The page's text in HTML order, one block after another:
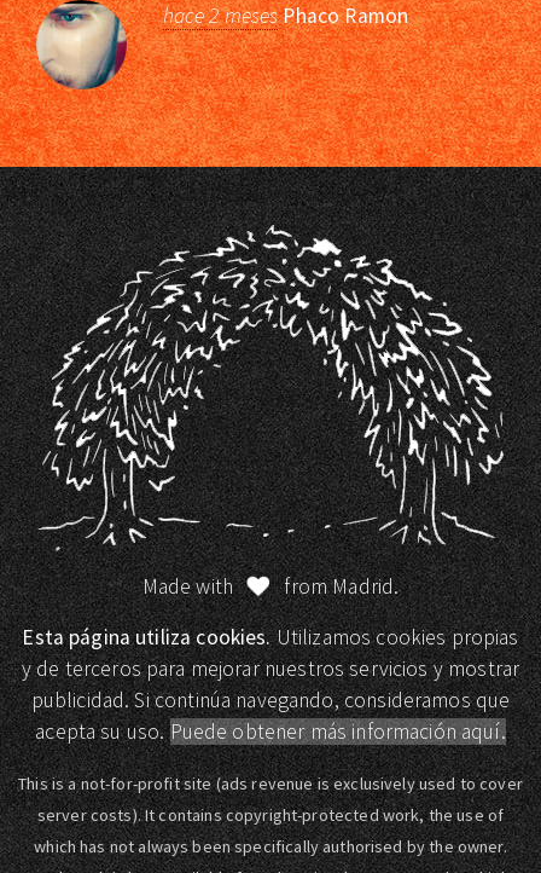
hace 2 mesesPhaco Ramon
Made with
from Madrid.
Esta página utiliza cookies.Utilizamos cookies propias
y de terceros para mejorar nuestros servicios y mostrar
publicidad. Si continúa navegando, consideramos que
acepta su uso.Puede obtener más información aquí.
This is a not-for-profit site (ads revenue is exclusively used to cover
server costs). It contains copyright-protected work, the use of
which has not always been specifically authorised by the owner.